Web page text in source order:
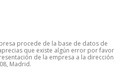
procede de la base de datos de
aprecias que existe algún error por favor
de la empresa a la dirección
Madrid.